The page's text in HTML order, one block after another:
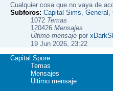
Cualquier cosa que no vaya de
Subforos:Capital Sims ,General ,
1072 Temas
120426Mensajes
Último mensaje por
19 Jun 2026, 23:22
Capital Spore
Temas
Mensajes
Último mensaje